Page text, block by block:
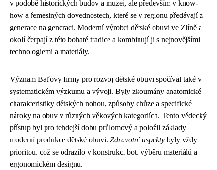
v podobě historických budov a muzeí, ale především v know-
how a řemeslných dovednostech, které se v regionu předávají z
generace na generaci. Moderní výrobci dětské obuvi ve Zlíně a
okolí čerpají z této bohaté tradice a kombinují ji s nejnovějšími
technologiemi a materiály.
Význam Baťovy firmy pro rozvoj dětské obuvi spočíval také v
systematickém výzkumu a vývoji. Byly zkoumány anatomické
charakteristiky dětských nohou, způsoby chůze a specifické
nároky na obuv v různých věkových kategoriích. Tento vědecký
přístup byl pro tehdejší dobu průlomový a položil základy
moderní produkce dětské obuvi. Zdravotní aspekty byly vždy
prioritou, což se odrazilo v konstrukci bot, výběru materiálů a
ergonomickém designu.